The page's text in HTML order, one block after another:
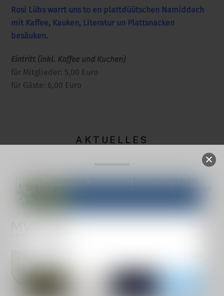
Rosi Lübs warrt uns to en plattdüütschen Namiddach
mit Kaffee, Kauken, Literatur un Plattsnacken
besäuken.
Eintritt (inkl. Kaffee und Kuchen)
für Mitglieder: 5,00 Euro
für Gäste: 6,00 Euro
AKTUELLES
Geänderte Sprechzeiten Einwohnermeldeamt,